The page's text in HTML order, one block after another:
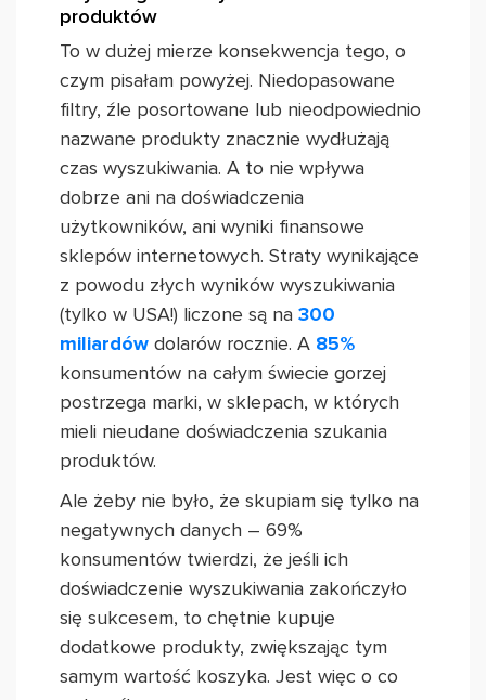
produktów
To w dużej mierze konsekwencja tego, o
czym pisałam powyżej. Niedopasowane
filtry, źle posortowane lub nieodpowiednio
nazwane produkty znacznie wydłużają
czas wyszukiwania. A to nie wpływa
dobrze ani na doświadczenia
użytkowników, ani wyniki finansowe
sklepów internetowych. Straty wynikające
z powodu złych wyników wyszukiwania
(tylko w USA!) liczone są na 300
miliardów dolarów rocznie. A 85%
konsumentów na całym świecie gorzej
postrzega marki, w sklepach, w których
mieli nieudane doświadczenia szukania
produktów.
Ale żeby nie było, że skupiam się tylko na
negatywnych danych – 69%
konsumentów twierdzi, że jeśli ich
doświadczenie wyszukiwania zakończyło
się sukcesem, to chętnie kupuje
dodatkowe produkty, zwiększając tym
samym wartość koszyka. Jest więc o co